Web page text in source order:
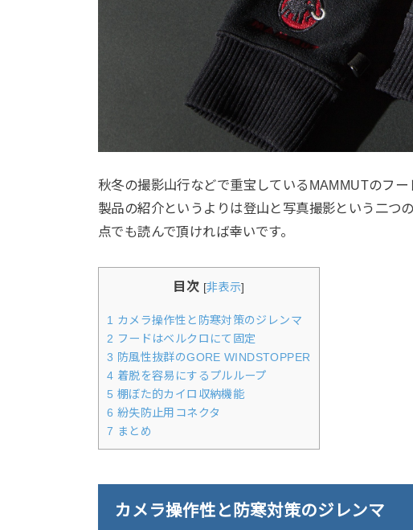
秋冬の撮影山行などで重宝しているMAMMUTのフ
製品の紹介というよりは登山と写真撮影という二つ
点でも読んで頂ければ幸いです。
目次 [非表示]
1 カメラ操作性と防寒対策のジレンマ
2 フードはベルクロにて固定
3 防風性抜群のGORE WINDSTOPPER
4 着脱を容易にするプルループ
5 棚ぼた的カイロ収納機能
6 紛失防止用コネクタ
7 まとめ
カメラ操作性と防寒対策のジレンマ